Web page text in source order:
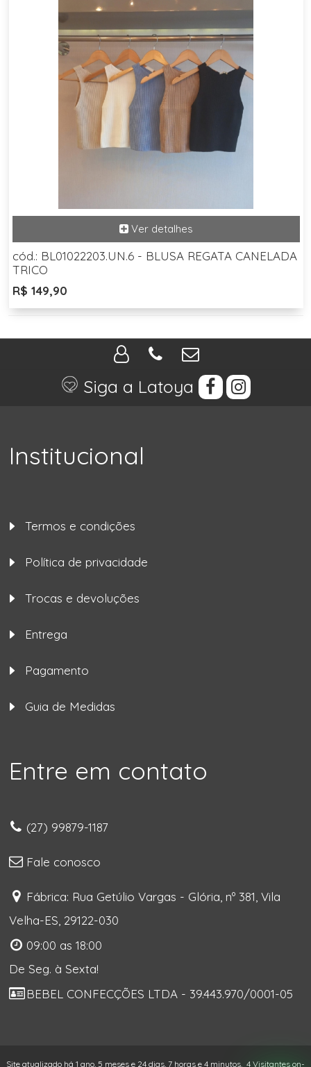
cód.: BL01022203.UN.6 - BLUSA REGATA CANELADA
TRICO
R$ 149,90
Siga a Latoya
Institucional
Termos e condições
Política de privacidade
Trocas e devoluções
Entrega
Pagamento
Guia de Medidas
Entre em contato
(27) 99879-1187
Fale conosco
Fábrica: Rua Getúlio Vargas - Glória, nº 381, Vila
Velha-ES, 29122-030
09:00 as 18:00
De Seg. à Sexta!
BEBEL CONFECÇÕES LTDA - 39.443.970/0001-05
Site atualizado há 1 ano, 5 meses e 24 dias, 7 horas e 4 minutos. 4 Visitantes on-